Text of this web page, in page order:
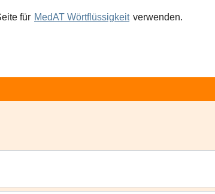
für MedAT Wörtflüssigkeit verwenden.